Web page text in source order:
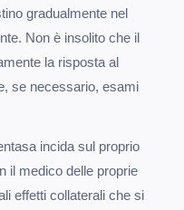
gradualmente nel
Non è insolito che il
la risposta al
se necessario, esami
incida sul proprio
il medico delle proprie
effetti collaterali che si